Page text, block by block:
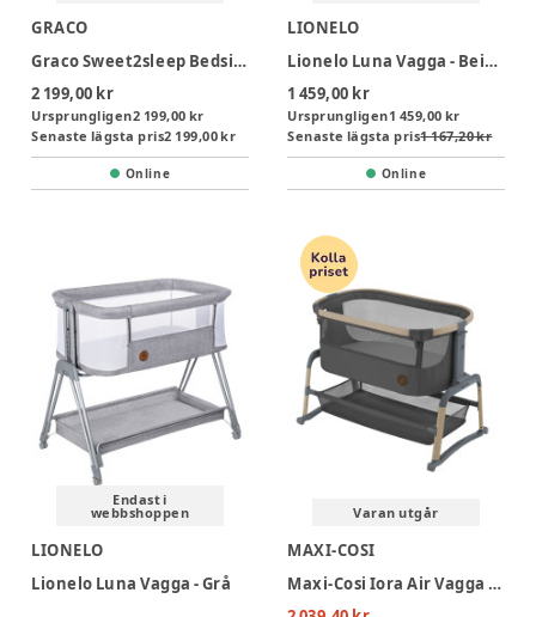
GRACO
Graco Sweet2sleep Bedside Crib - Oatmeal
2 199,00 kr
Ursprungligen2 199,00 kr
Senaste lägsta pris2 199,00 kr
Online
LIONELO
Lionelo Luna Vagga - Beige
1 459,00 kr
Ursprungligen1 459,00 kr
Senaste lägsta pris1 167,20 kr
Online
Endast i
webbshoppen
LIONELO
Lionelo Luna Vagga - Grå
Varan utgår
MAXI-COSI
Maxi-Cosi Iora Air Vagga - Beyond Graphite